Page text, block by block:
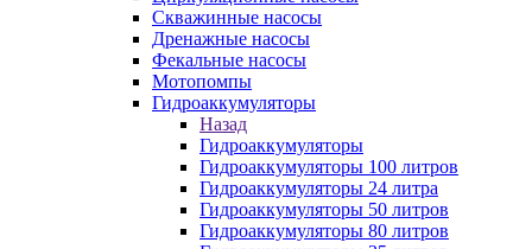
Скважинные насосы
Дренажные насосы
Фекальные насосы
Мотопомпы
Гидроаккумуляторы
Назад
Гидроаккумуляторы
Гидроаккумуляторы 100 литров
Гидроаккумуляторы 24 литра
Гидроаккумуляторы 50 литров
Гидроаккумуляторы 80 литров